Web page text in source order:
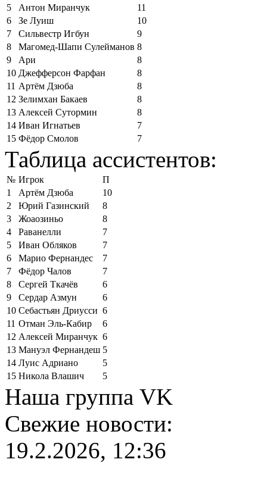
5
Антон Миранчук
11
6
Зе Луиш
10
7
Сильвестр Игбун
9
8
Магомед-Шапи Сулейманов 8
9
Ари
8
10 Джефферсон Фарфан
8
11 Артём Дзюба
8
12 Зелимхан Бакаев
8
13 Алексей Сутормин
8
14 Иван Игнатьев
7
15 Фёдор Смолов 7
Таблица ассистентов:
№ Игрок
П
1
Артём Дзюба
10
2
Юрий Газинский
8
3
Жоаозиньо
8
4
Раванелли
7
5
Иван Обляков
7
6
Марио Фернандес
7
7
Фёдор Чалов
7
8
Сергей Ткачёв
6
9
Сердар Азмун
6
10 Себастьян Дриусси 6
11 Отман Эль-Кабир
6
12 Алексей Миранчук 6
13 Мануэл Фернандеш 5
14 Луис Адриано
5
15 Никола Влашич 5
Наша группа VK
Свежие новости:
19.2.2026, 12:36